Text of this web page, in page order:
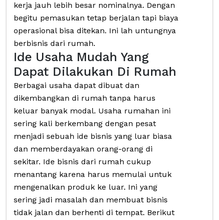
kerja jauh lebih besar nominalnya. Dengan
begitu pemasukan tetap berjalan tapi biaya
operasional bisa ditekan. Ini lah untungnya
berbisnis dari rumah.
Ide Usaha Mudah Yang
Dapat Dilakukan Di Rumah
Berbagai usaha dapat dibuat dan
dikembangkan di rumah tanpa harus
keluar banyak modal. Usaha rumahan ini
sering kali berkembang dengan pesat
menjadi sebuah ide bisnis yang luar biasa
dan memberdayakan orang-orang di
sekitar. Ide bisnis dari rumah cukup
menantang karena harus memulai untuk
mengenalkan produk ke luar. Ini yang
sering jadi masalah dan membuat bisnis
tidak jalan dan berhenti di tempat. Berikut